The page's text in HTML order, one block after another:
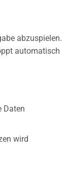
abzuspielen.
automatisch
Daten
wird